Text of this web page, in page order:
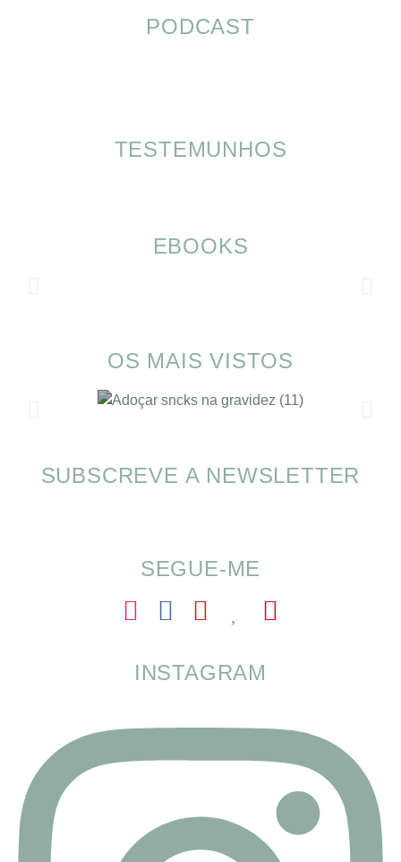
PODCAST
TESTEMUNHOS
EBOOKS
OS MAIS VISTOS
SOMP (SOP): 5 Ideias de Pequenos Almoços
SUBSCREVE A NEWSLETTER
SEGUE-ME
INSTAGRAM